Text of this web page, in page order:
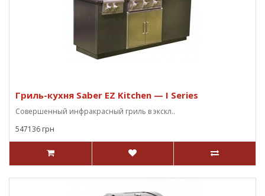
Гриль-кухня Saber EZ Kitchen — I Series
Совершенный инфракрасный гриль в экскл..
547136 грн